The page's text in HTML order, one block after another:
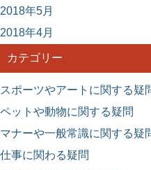
2018年5月
2018年4月
カテゴリー
スポーツやアートに関する疑
ペットや動物に関する疑問
マナーや一般常識に関する疑
仕事に関わる疑問